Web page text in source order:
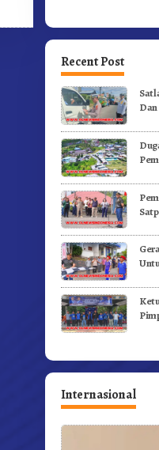
Recent Post
Internasional